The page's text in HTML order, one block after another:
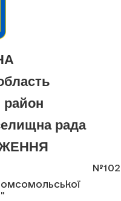
район
рада
№102